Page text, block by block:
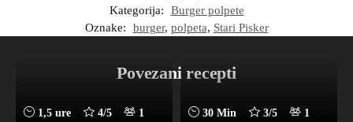
Kategorija:
Burger polpete
Oznake:
burger, polpeta, Stari Pisker
Povezani recepti
1,5 ure 4/5 1 30 Min 3/5 1